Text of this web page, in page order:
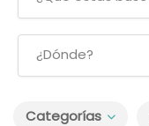
¿Dónde?
Categorías